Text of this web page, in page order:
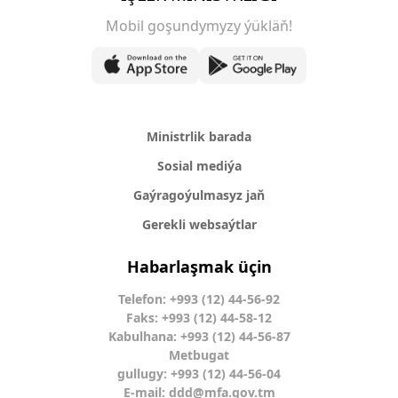
Mobil goşundymyzy ýükläň!
Ministrlik barada
Sosial mediýa
Gaýragoýulmasyz jaň
Gerekli websaýtlar
Habarlaşmak üçin
Telefon: +993 (12) 44-56-92
Faks: +993 (12) 44-58-12
Kabulhana: +993 (12) 44-56-87
Metbugat
gullugy: +993 (12) 44-56-04
E-mail: ddd@mfa.gov.tm